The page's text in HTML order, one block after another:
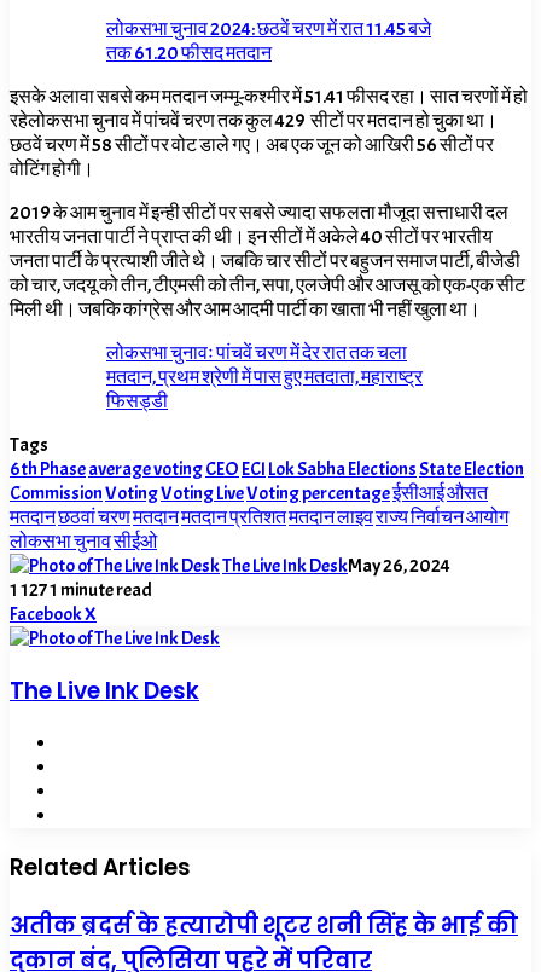
लोकसभा चुनाव 2024: छठवें चरण में रात 11.45 बजे
तक 61.20 फीसद मतदान
इसके अलावा सबसे कम मतदान जम्मू-कश्मीर में 51.41 फीसद रहा। सात चरणों में हो
रहेलोकसभा चुनाव में पांचवें चरण तक कुल 429 सीटों पर मतदान हो चुका था।
छठवें चरण में 58 सीटों पर वोट डाले गए। अब एक जून को आखिरी 56 सीटों पर
वोटिंग होगी।
2019 के आम चुनाव में इन्ही सीटों पर सबसे ज्यादा सफलता मौजूदा सत्ताधारी दल
भारतीय जनता पार्टी ने प्राप्त की थी। इन सीटों में अकेले 40 सीटों पर भारतीय
जनता पार्टी के प्रत्याशी जीते थे। जबकि चार सीटों पर बहुजन समाज पार्टी, बीजेडी
को चार, जदयू को तीन, टीएमसी को तीन, सपा, एलजेपी और आजसू को एक-एक सीट
मिली थी। जबकि कांग्रेस और आम आदमी पार्टी का खाता भी नहीं खुला था।
लोकसभा चुनावः पांचवें चरण में देर रात तक चला
मतदान, प्रथम श्रेणी में पास हुए मतदाता, महाराष्ट्र
फिसड्डी
Tags
6th Phaseaverage votingCEO ECI Lok Sabha ElectionsState Election
CommissionVotingVoting LiveVoting percentageईसीआईऔसत
मतदानछठवां चरणमतदानमतदान प्रतिशतमतदान लाइवराज्य निर्वाचन आयोग
लोकसभा चुनावसीईओ
The Live Ink DeskMay 26, 2024
1 1271 minute read
FacebookXLinkedIn
Tumblr
Pinterest
Reddit
VKontakte
Share
via
Print
The Live Ink Desk
Related Articles
अतीक ब्रदर्स के हत्यारोपी शूटर शनी सिंह के भाई की
दुकान बंद, पुलिसिया पहरे में परिवार